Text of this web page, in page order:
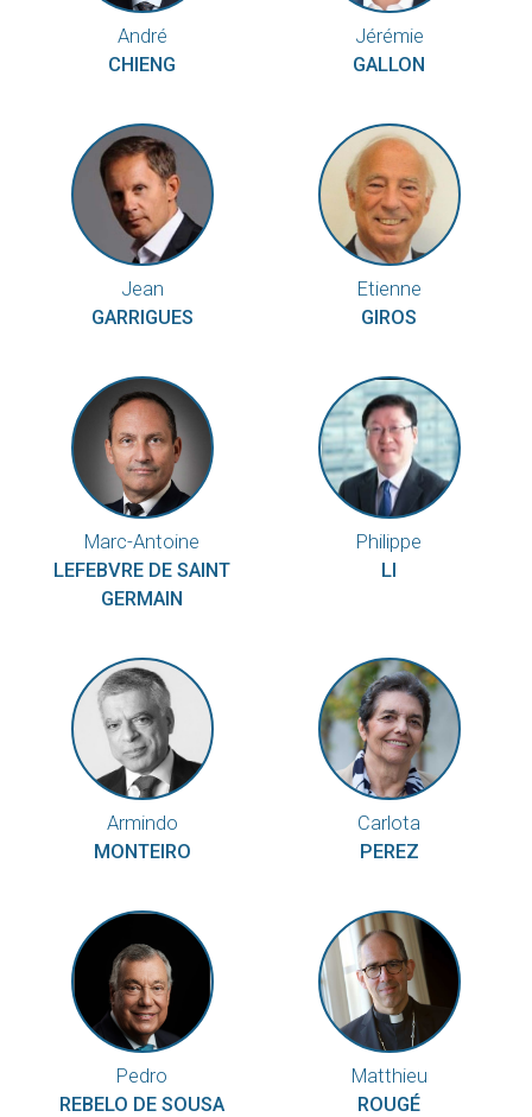
André
CHIENG
Jérémie
GALLON
Jean
GARRIGUES
Etienne
GIROS
Marc-Antoine
LEFEBVRE DE SAINT
GERMAIN
Philippe
LI
Armindo
MONTEIRO
Carlota
PEREZ
Pedro
REBELO DE SOUSA
Matthieu
ROUGÉ